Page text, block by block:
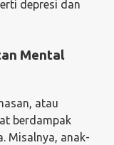
depresi dan
Mental
atau
berdampak
Misalnya, anak-